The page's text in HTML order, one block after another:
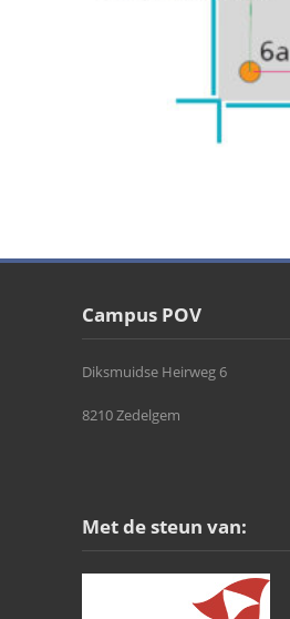
Campus POV
Diksmuidse Heirweg 6
8210 Zedelgem
Met de steun van: